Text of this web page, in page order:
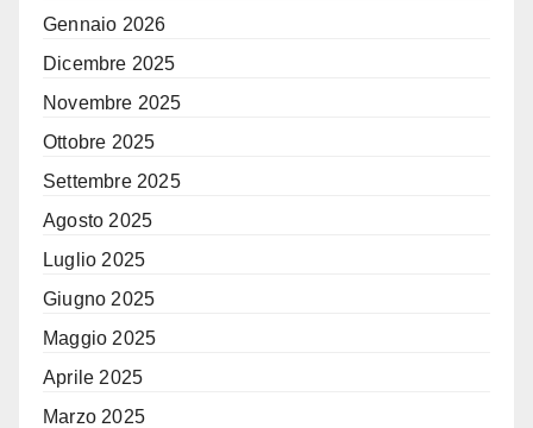
Gennaio 2026
Dicembre 2025
Novembre 2025
Ottobre 2025
Settembre 2025
Agosto 2025
Luglio 2025
Giugno 2025
Maggio 2025
Aprile 2025
Marzo 2025